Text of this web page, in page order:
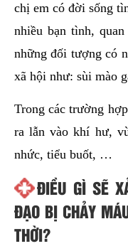
chị em có đời sống
nhiều bạn tình,
những đối tượng có
xã hội như: sùi mào
Trong các trường
ra lẫn vào khí hư,
nhức, tiểu buốt, …
ĐIỀU GÌ SẼ
ĐẠO BỊ CHẢY
THỜI?